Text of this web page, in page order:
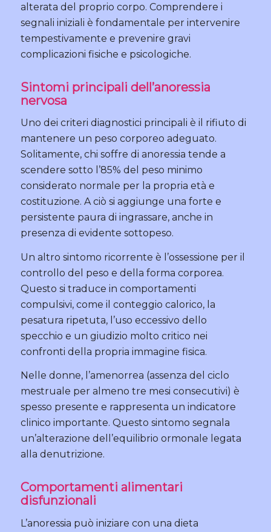
alterata del proprio corpo. Comprendere i
segnali iniziali è fondamentale per intervenire
tempestivamente e prevenire gravi
complicazioni fisiche e psicologiche.
Sintomi principali dell’anoressia
nervosa
Uno dei criteri diagnostici principali è il rifiuto di
mantenere un peso corporeo adeguato.
Solitamente, chi soffre di anoressia tende a
scendere sotto l’85% del peso minimo
considerato normale per la propria età e
costituzione. A ciò si aggiunge una forte e
persistente paura di ingrassare, anche in
presenza di evidente sottopeso.
Un altro sintomo ricorrente è l’ossessione per il
controllo del peso e della forma corporea.
Questo si traduce in comportamenti
compulsivi, come il conteggio calorico, la
pesatura ripetuta, l’uso eccessivo dello
specchio e un giudizio molto critico nei
confronti della propria immagine fisica.
Nelle donne, l’amenorrea (assenza del ciclo
mestruale per almeno tre mesi consecutivi) è
spesso presente e rappresenta un indicatore
clinico importante. Questo sintomo segnala
un’alterazione dell’equilibrio ormonale legata
alla denutrizione.
Comportamenti alimentari
disfunzionali
L’anoressia può iniziare con una dieta